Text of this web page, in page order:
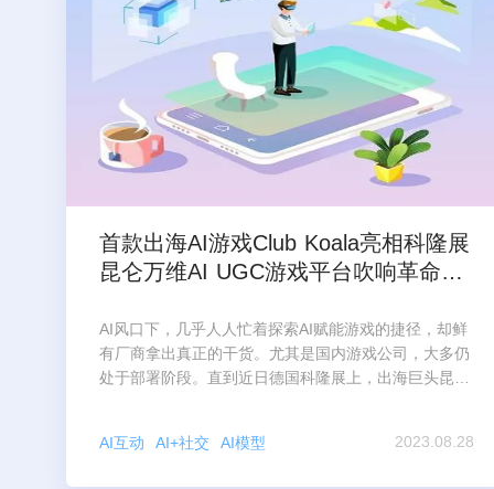
首款出海AI游戏Club Koala亮相科隆展
昆仑万维AI UGC游戏平台吹响革命号
AI风口下，几乎人人忙着探索AI赋能游戏的捷径，却鲜
有厂商拿出真正的干货。尤其是国内游戏公司，大多仍
处于部署阶段。直到近日德国科隆展上，出海巨头昆仑
AI互动 AI+社交 AI模型 2023.08.28